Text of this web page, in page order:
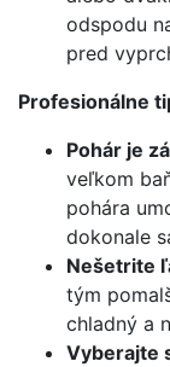
odspodu
pred
Profesionálne
Pohár je
veľkom
pohára
dokonale
Nešetrite
tým
chladný a
Vyberajte